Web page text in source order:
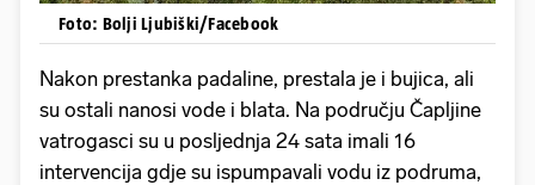
Foto: Bolji Ljubiški/Facebook
Nakon prestanka padaline, prestala je i bujica, ali
su ostali nanosi vode i blata. Na području Čapljine
vatrogasci su u posljednja 24 sata imali 16
intervencija gdje su ispumpavali vodu iz podruma,